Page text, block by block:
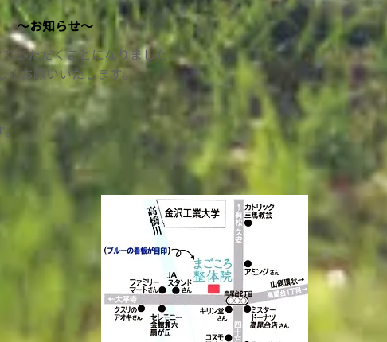
〜お知らせ〜
いただくことになりました。
お願いいたします。